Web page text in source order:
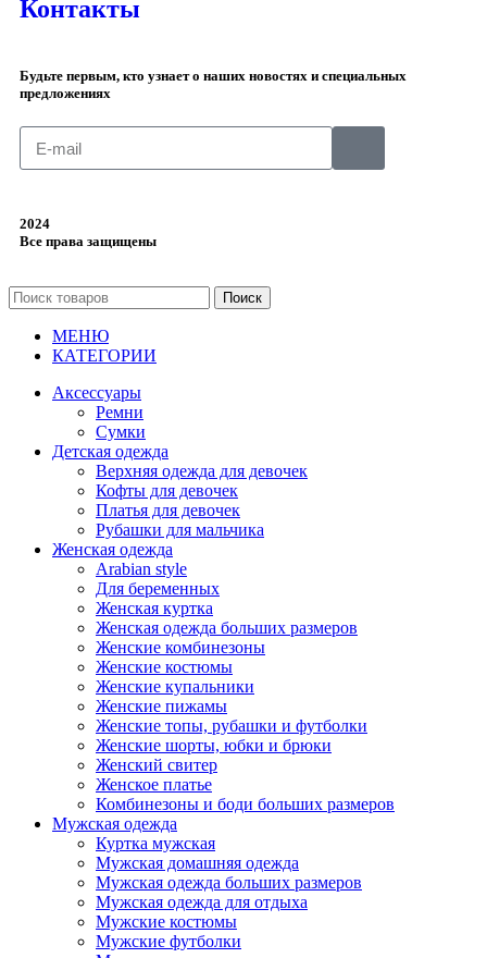
Контакты
Будьте первым, кто узнает о наших новостях и специальных
предложениях
2024
Все права защищены
Поиск
МЕНЮ
КАТЕГОРИИ
Аксессуары
Ремни
Сумки
Детская одежда
Верхняя одежда для девочек
Кофты для девочек
Платья для девочек
Рубашки для мальчика
Женская одежда
Arabian style
Для беременных
Женская куртка
Женская одежда больших размеров
Женские комбинезоны
Женские костюмы
Женские купальники
Женские пижамы
Женские топы, рубашки и футболки
Женские шорты, юбки и брюки
Женский свитер
Женское платье
Комбинезоны и боди больших размеров
Мужская одежда
Куртка мужская
Мужская домашняя одежда
Мужская одежда больших размеров
Мужская одежда для отдыха
Мужские костюмы
Мужские футболки